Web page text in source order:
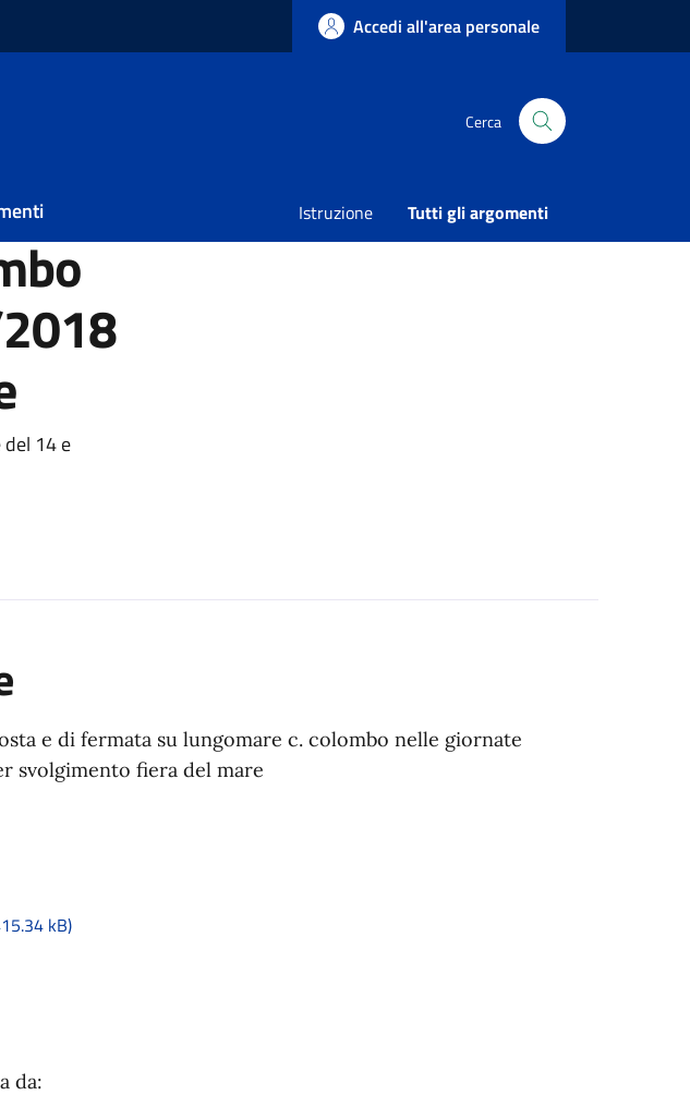
Accedi all'area personale
Cerca
Istruzione Tutti gli argomenti
nelle giornate del 14 e 15/07/2018 per svolgimento fiera del mare
14 e
e di fermata su lungomare c. colombo nelle giornate
svolgimento fiera del mare
kB)
da: